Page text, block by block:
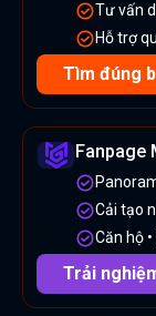
Tư vấn
Hỗ trợ
Tìm đúng
Fanpage
Cải tạo
Căn hộ
Trải